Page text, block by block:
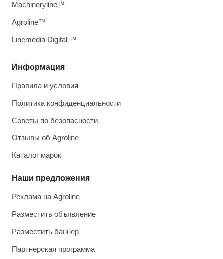
Информация
Правила и условия
Политика конфиденциальности
Советы по безопасности
Отзывы об Agroline
Каталог марок
Наши предложения
Реклама на Agroline
Разместить объявление
Разместить баннер
Партнерская программа
Machineryline™
Agroline™
Linemedia Digital ™